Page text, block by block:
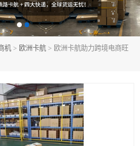
机 > 欧洲卡航 > 欧洲卡航助力跨境电商旺
到门
清到